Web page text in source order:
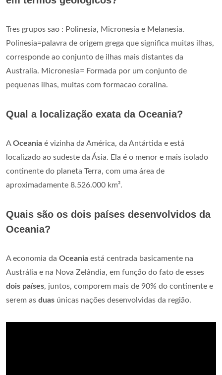
Tres grupos sao : Polinesia, Micronesia e Melanesia.
Polinesia=palavra de origem grega que significa muitas ilhas,
corresponde ao conjunto de ilhas mais distantes da
Australia. Micronesia= Formada por um conjunto de
pequenas ilhas, muitas com formacao coralina.
Qual a localização exata da Oceania?
AOceania é vizinha da América, da Antártida e está
localizado ao sudeste da Ásia. Ela é o menor e mais isolado
continente do planeta Terra, com uma área de
aproximadamente 8.526.000 km².
Quais são os dois países desenvolvidos da
Oceania?
A economia da Oceania está centrada basicamente na
Austrália e na Nova Zelândia, em função do fato de esses
dois países, juntos, comporem mais de 90% do continente e
serem as duas únicas nações desenvolvidas da região.